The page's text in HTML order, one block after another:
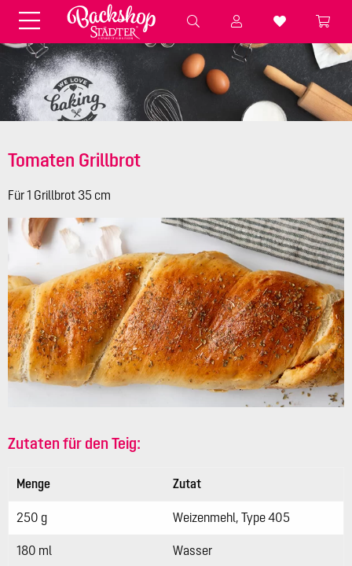
Alu
Fondant & Zubehör Speisefarben
Kerzen
Pralinenkapseln Geschenktüten
Vorspeisen & Desserts
Pasteten- &
Terrinenformen
Backzutaten Küchenhelfer
Nudel- &
Spätzleherstellung
STÄDTER fresh&cool
Tomaten Grillbrot
Für 1 Grillbrot 35 cm
Zutaten für den Teig:
Menge Zutat
250 g Weizenmehl, Type 405
180 ml Wasser